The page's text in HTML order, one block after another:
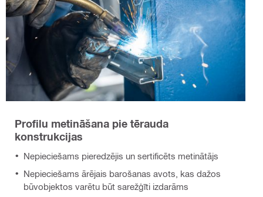
Profilu metināšana pie tērauda
konstrukcijas
Nepieciešams pieredzējis un sertificēts metinātājs
Nepieciešams ārējais barošanas avots, kas dažos
būvobjektos varētu būt sarežģīti izdarāms